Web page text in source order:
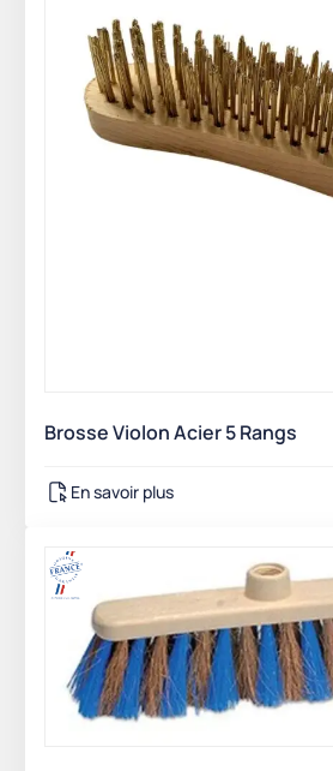
Brosse Violon Acier 5 Rangs
En savoir plus